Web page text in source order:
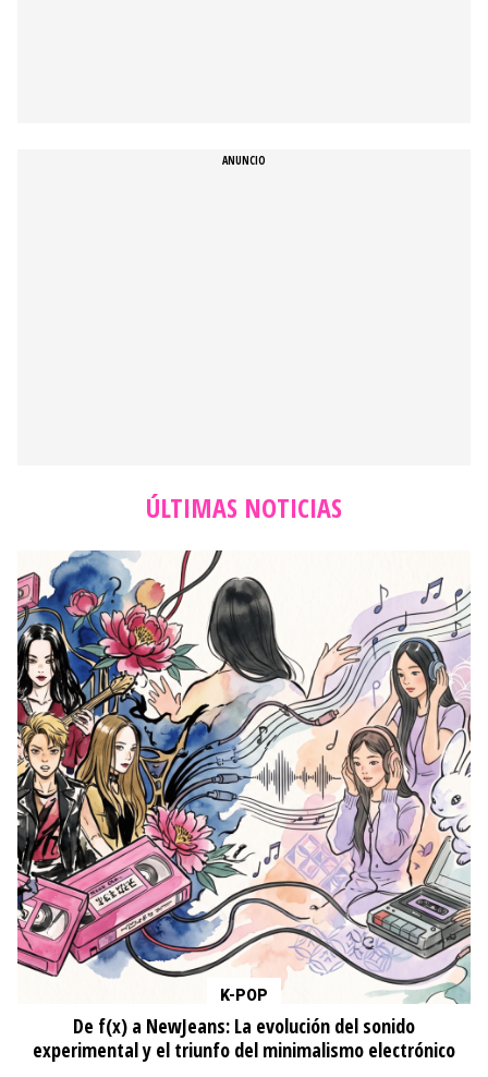
ÚLTIMAS NOTICIAS
K-POP
De f(x) a NewJeans: La evolución del sonido
experimental y el triunfo del minimalismo electrónico